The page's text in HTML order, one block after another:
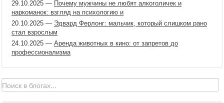
29.10.2025 — Почему мужчины не любят алкоголичек и
наркоманок: взгляд на психологию и
20.10.2025 — Эдвард Ферлонг: мальчик, который слишком рано
стал взрослым
24.10.2025 — Аренда животных в кино: от запретов до
профессионализма